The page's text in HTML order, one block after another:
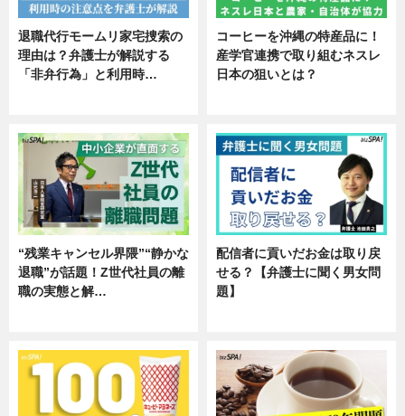
退職代行モームリ家宅捜索の
理由は？弁護士が解説する
「非弁行為」と利用時…
コーヒーを沖縄の特産品に！
産学官連携で取り組むネスレ
日本の狙いとは？
“残業キャンセル界隈”“静かな
退職”が話題！Z世代社員の離
職の実態と解…
配信者に貢いだお金は取り戻
せる？【弁護士に聞く男女問
題】